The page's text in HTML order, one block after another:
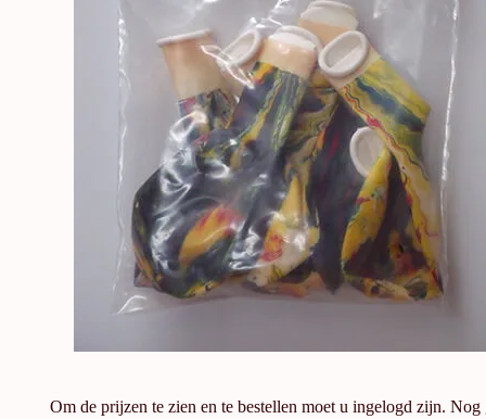
Om de prijzen te zien en te bestellen moet u ingelogd zijn. Nog